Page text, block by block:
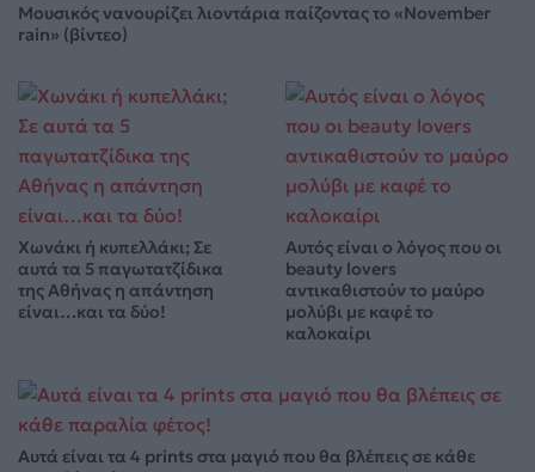
Μουσικός νανουρίζει λιοντάρια παίζοντας το «November
rain» (βίντεο)
Χωνάκι ή κυπελλάκι; Σε
αυτά τα 5 παγωτατζίδικα
της Αθήνας η απάντηση
είναι…και τα δύο!
Αυτός είναι ο λόγος που οι
beauty lovers
αντικαθιστούν το μαύρο
μολύβι με καφέ το
καλοκαίρι
Αυτά είναι τα 4 prints στα μαγιό που θα βλέπεις σε κάθε